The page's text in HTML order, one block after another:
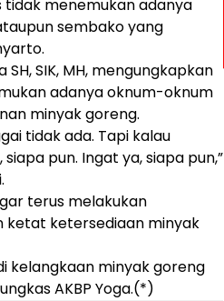
menemukan adanya
sembako yang
SIK, MH, mengungkapkan
adanya oknum-oknum
minyak goreng.
tidak ada. Tapi kalau
pun. Ingat ya, siapa pun,”
terus melakukan
ketat ketersediaan minyak
kelangkaan minyak goreng
AKBP Yoga.(*)